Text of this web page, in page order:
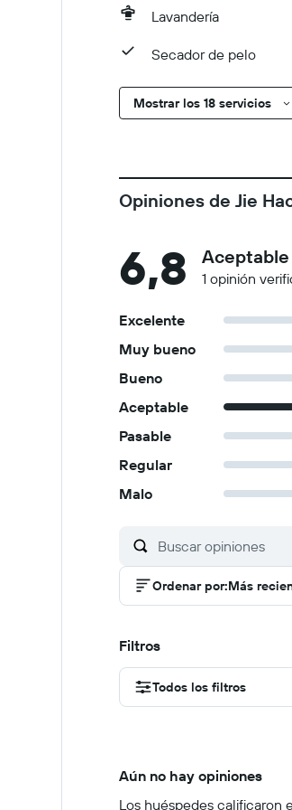
Lavandería
Secador de pelo
Mostrar los 18 servicios
Opiniones de Jie
6,8 Aceptable
1 opinión
Excelente
Muy bueno
Bueno
Aceptable
Pasable
Regular
Malo
Ordenar por:Más
Filtros
Todos los filtros
Aún no hay opiniones
Los huéspedes calificaron